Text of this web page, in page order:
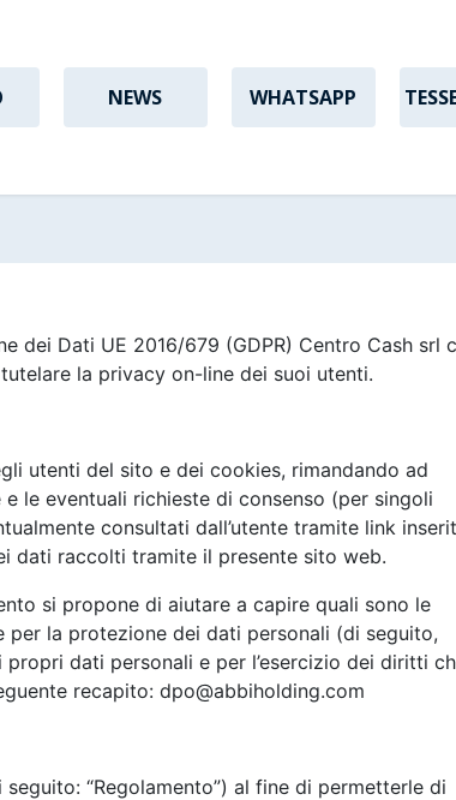
NEWS WHATSAPP
dei Dati UE 2016/679 (GDPR) Centro Cash srl
la privacy on-line dei suoi utenti.
utenti del sito e dei cookies, rimandando ad
le eventuali richieste di consenso (per singoli
consultati dall’utente tramite link
dati raccolti tramite il presente sito web.
si propone di aiutare a capire quali sono le
la protezione dei dati personali (di seguito,
dati personali e per l’esercizio dei diritti
recapito:dpo@abbiholding.com
“Regolamento”) al fine di permetterle di